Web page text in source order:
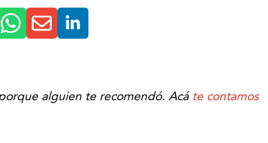
alguien te recomendó. Acá te contamos